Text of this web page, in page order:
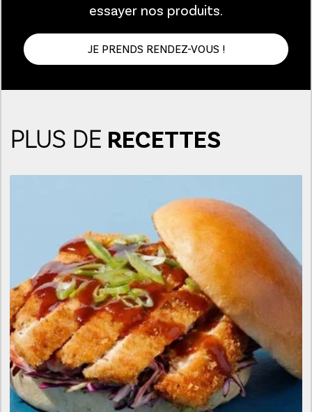
essayer nos produits.
JE PRENDS RENDEZ-VOUS !
PLUS DE RECETTES